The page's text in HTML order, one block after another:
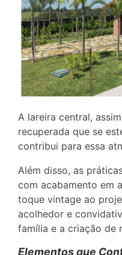
A lareira central,
recuperada que se
contribui para essa
Além disso, as
com acabamento em
toque vintage ao
acolhedor e
família e a criação de
Elementos que